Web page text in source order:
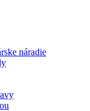
náradie